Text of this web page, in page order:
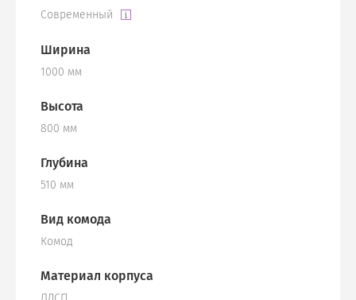
Современный
Ширина
1000 мм
Высота
800 мм
Глубина
510 мм
Вид комода
Комод
Материал корпуса